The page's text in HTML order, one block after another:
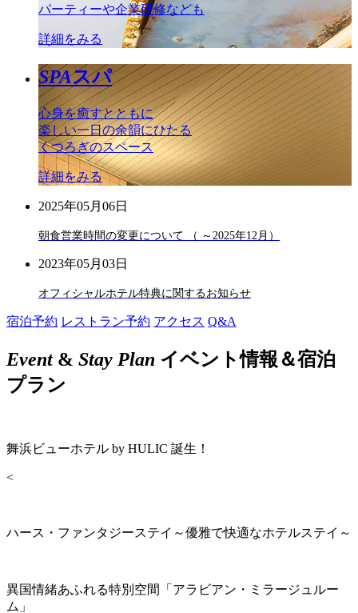
パーティーや企業研修なども
詳細をみる
SPAスパ
心身を癒すとともに
楽しい一日の余韻にひたる
くつろぎのスペース
詳細をみる
2025年05月06日
朝食営業時間の変更について （ ～2025年12月）
2023年05月03日
オフィシャルホテル特典に関するお知らせ
宿泊予約 レストラン予約 アクセス Q&A
Event& Stay Plan イベント情報＆宿泊
プラン
舞浜ビューホテル by HULIC 誕生！
<
ハース・ファンタジーステイ～優雅で快適なホテルステイ～
異国情緒あふれる特別空間「アラビアン・ミラージュルー
ム」